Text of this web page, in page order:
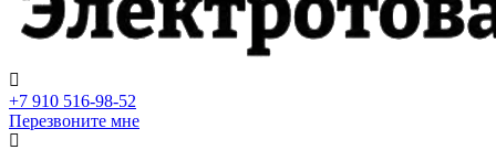
+7 910 516-98-52
Перезвоните мне